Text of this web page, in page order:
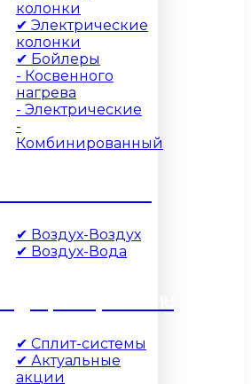
колонки
✔ Электрические
колонки
✔ Бойлеры
- Косвенного
нагрева
- Электрические
-
Комбинированный
✔ Воздух-Воздух
✔ Воздух-Вода
✔ Сплит-системы
✔ Актуальные
акции